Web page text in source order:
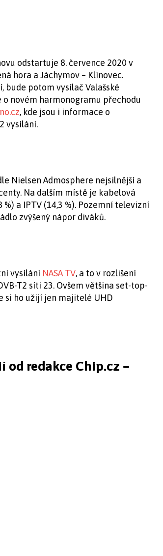
odstartuje 8. července 2020 v
hora a Jáchymov – Klínovec.
bude potom vysílač Valašské
o novém harmonogramu přechodu
, kde jsou i informace o
vysílání.
Nielsen Admosphere nejsilnější a
Na dalším místě je kabelová
a IPTV (14,3 %). Pozemní televizní
zvýšený nápor diváků.
vysílání NASA TV, a to v rozlišení
T2 síti 23. Ovšem většina set-top-
si ho užijí jen majitelé UHD
redakce Chip.cz –